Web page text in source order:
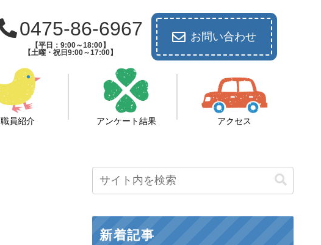
0475-86-6967
【平日：9:00～18:00】
【土曜・祝日9:00～17:00】
お問い合わせ
職員紹介 アンケート結果 アクセス
新着記事